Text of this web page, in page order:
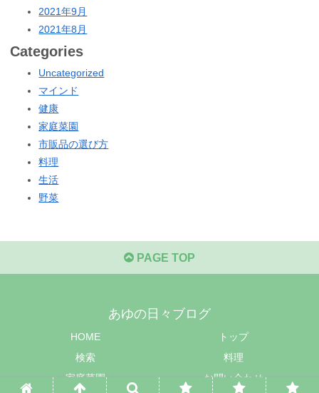
2021年9月
2021年8月
Categories
Uncategorized
マインド
健康
家庭菜園
市販品の選び方
料理
生活
野菜
PAGE TOP
あゆの日々ブログ
HOME
トップ
検索
料理
家庭菜園
お問い合わせ